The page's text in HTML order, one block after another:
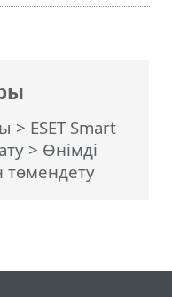
> ESET Smart
> Өнімді
төмендету